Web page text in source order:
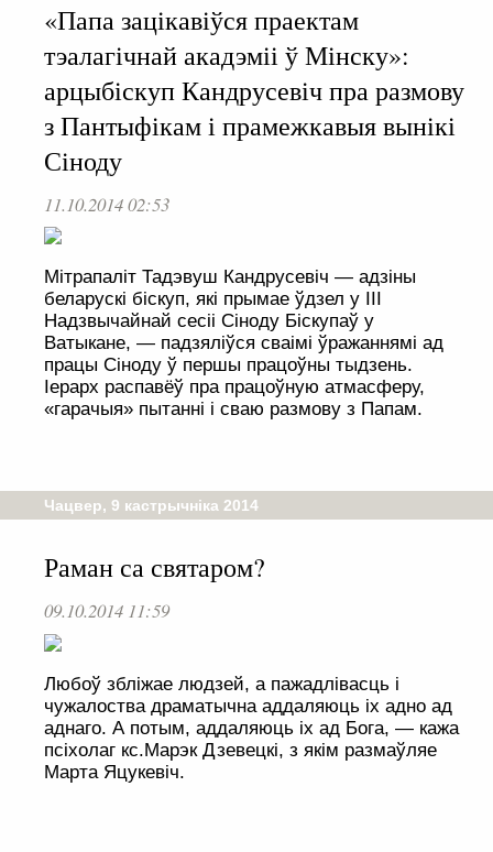
«Папа зацікавіўся праектам
тэалагічнай акадэміі ў Мінску»:
арцыбіскуп Кандрусевіч пра размову
з Пантыфікам і прамежкавыя вынікі
Сіноду
11.10.2014 02:53
Мітрапаліт Тадэвуш Кандрусевіч — адзіны
беларускі біскуп, які прымае ўдзел у ІІІ
Надзвычайнай сесіі Сіноду Біскупаў у
Ватыкане, — падзяліўся сваімі ўражаннямі ад
працы Сіноду ў першы працоўны тыдзень.
Іерарх распавёў пра працоўную атмасферу,
«гарачыя» пытанні і сваю размову з Папам.
Чацвер, 9 кастрычніка 2014
Раман са святаром?
09.10.2014 11:59
Любоў збліжае людзей, а пажадлівасць і
чужалоства драматычна аддаляюць іх адно ад
аднаго. А потым, аддаляюць іх ад Бога, — кажа
псіхолаг кс.Марэк Дзевецкі, з якім размаўляе
Марта Яцукевіч.